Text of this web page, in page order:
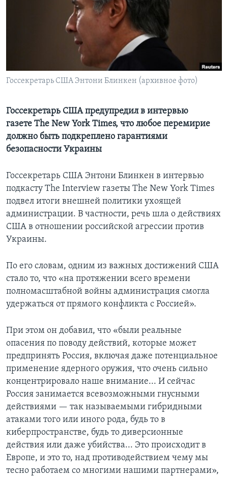
Learning English
Госсекретарь США Энтони Блинкен (архивное фото)
Госсекретарь США предупредил в интервью
газете The New York Times, что любое перемирие
должно быть подкреплено гарантиями
безопасности Украины
Госсекретарь США Энтони Блинкен в интервью
подкасту The Interview газеты The New York Times
подвел итоги внешней политики ухоящей
администрации. В частности, речь шла о действиях
США в отношении российской агрессии против
Украины.
По его словам, одним из важных достижений США
стало то, что «на протяжении всего времени
полномасштабной войны администрация смогла
удержаться от прямого конфликта с Россией».
При этом он добавил, что «были реальные
опасения по поводу действий, которые может
предпринять Россия, включая даже потенциальное
применение ядерного оружия, что очень сильно
концентрировало наше внимание... И сейчас
Россия занимается всевозможными гнусными
действиями — так называемыми гибридными
атаками того или иного рода, будь то в
киберпространстве, будь то диверсионные
действия или даже убийства... Это происходит в
Европе, и это то, над противодействием чему мы
тесно работаем со многими нашими партнерами»,